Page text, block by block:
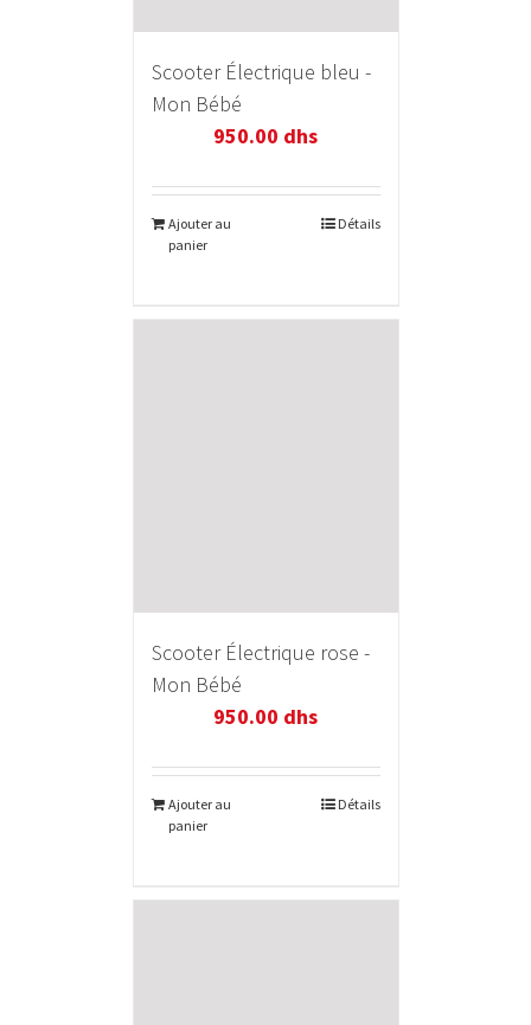
Scooter Électrique bleu -
Mon Bébé
950.00 dhs
Ajouter au
panier
Détails
Scooter Électrique rose -
Mon Bébé
950.00 dhs
Ajouter au
panier
Détails